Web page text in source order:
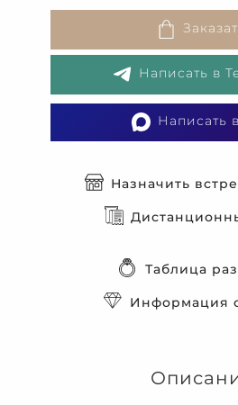
Написать в
Написать
Назначить
Таблица
Информация